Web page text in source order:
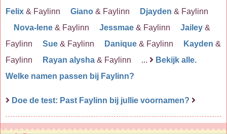
Felix & Faylinn Giano & Faylinn Djayden & Faylinn
Nova-lene & Faylinn Jessmae & Faylinn Jailey &
Faylinn Sue & Faylinn Danique & Faylinn Kayden &
Faylinn
Rayan alysha & Faylinn ...
Bekijk alle.
Welke namen passen bij Faylinn?
Doe de test: Past Faylinn bij jullie voornamen?